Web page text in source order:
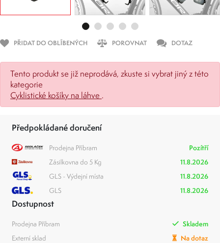
PŘIDAT DO OBLÍBENÝCH POROVNAT DOTAZ
Tento produkt se již neprodává, zkuste si vybrat jiný z této
kategorie
Cyklistické košíky na láhve .
Předpokládané doručení
Prodejna Příbram
Pozítří
Zásilkovna do 5 Kg
11.8.2026
GLS - Výdejní místa
11.8.2026
GLS
11.8.2026
Dostupnost
Prodejna Příbram
Skladem
Externí sklad
Na dotaz